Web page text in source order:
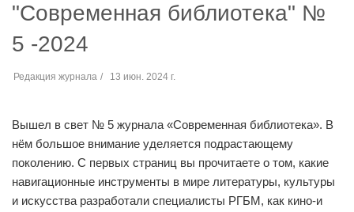
"Современная библиотека" №
5 -2024
Редакция журнала 13 июн. 2024 г.
Вышел в свет № 5 журнала «Современная библиотека». В
нём большое внимание уделяется подрастающему
поколению. С первых страниц вы прочитаете о том, какие
навигационные инструменты в мире литературы, культуры
и искусства разработали специалисты РГБМ, как кино-и